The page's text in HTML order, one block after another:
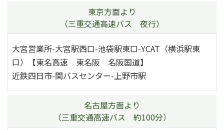
東京方面より
（三重交通高速バス 夜行）
大宮営業所-大宮駅西口-池袋駅東口-YCAT（横浜駅東
口）【東名高速 東名阪 名阪国道】
近鉄四日市-関バスセンター-上野市駅
名古屋方面より
（三重交通高速バス 約100分）